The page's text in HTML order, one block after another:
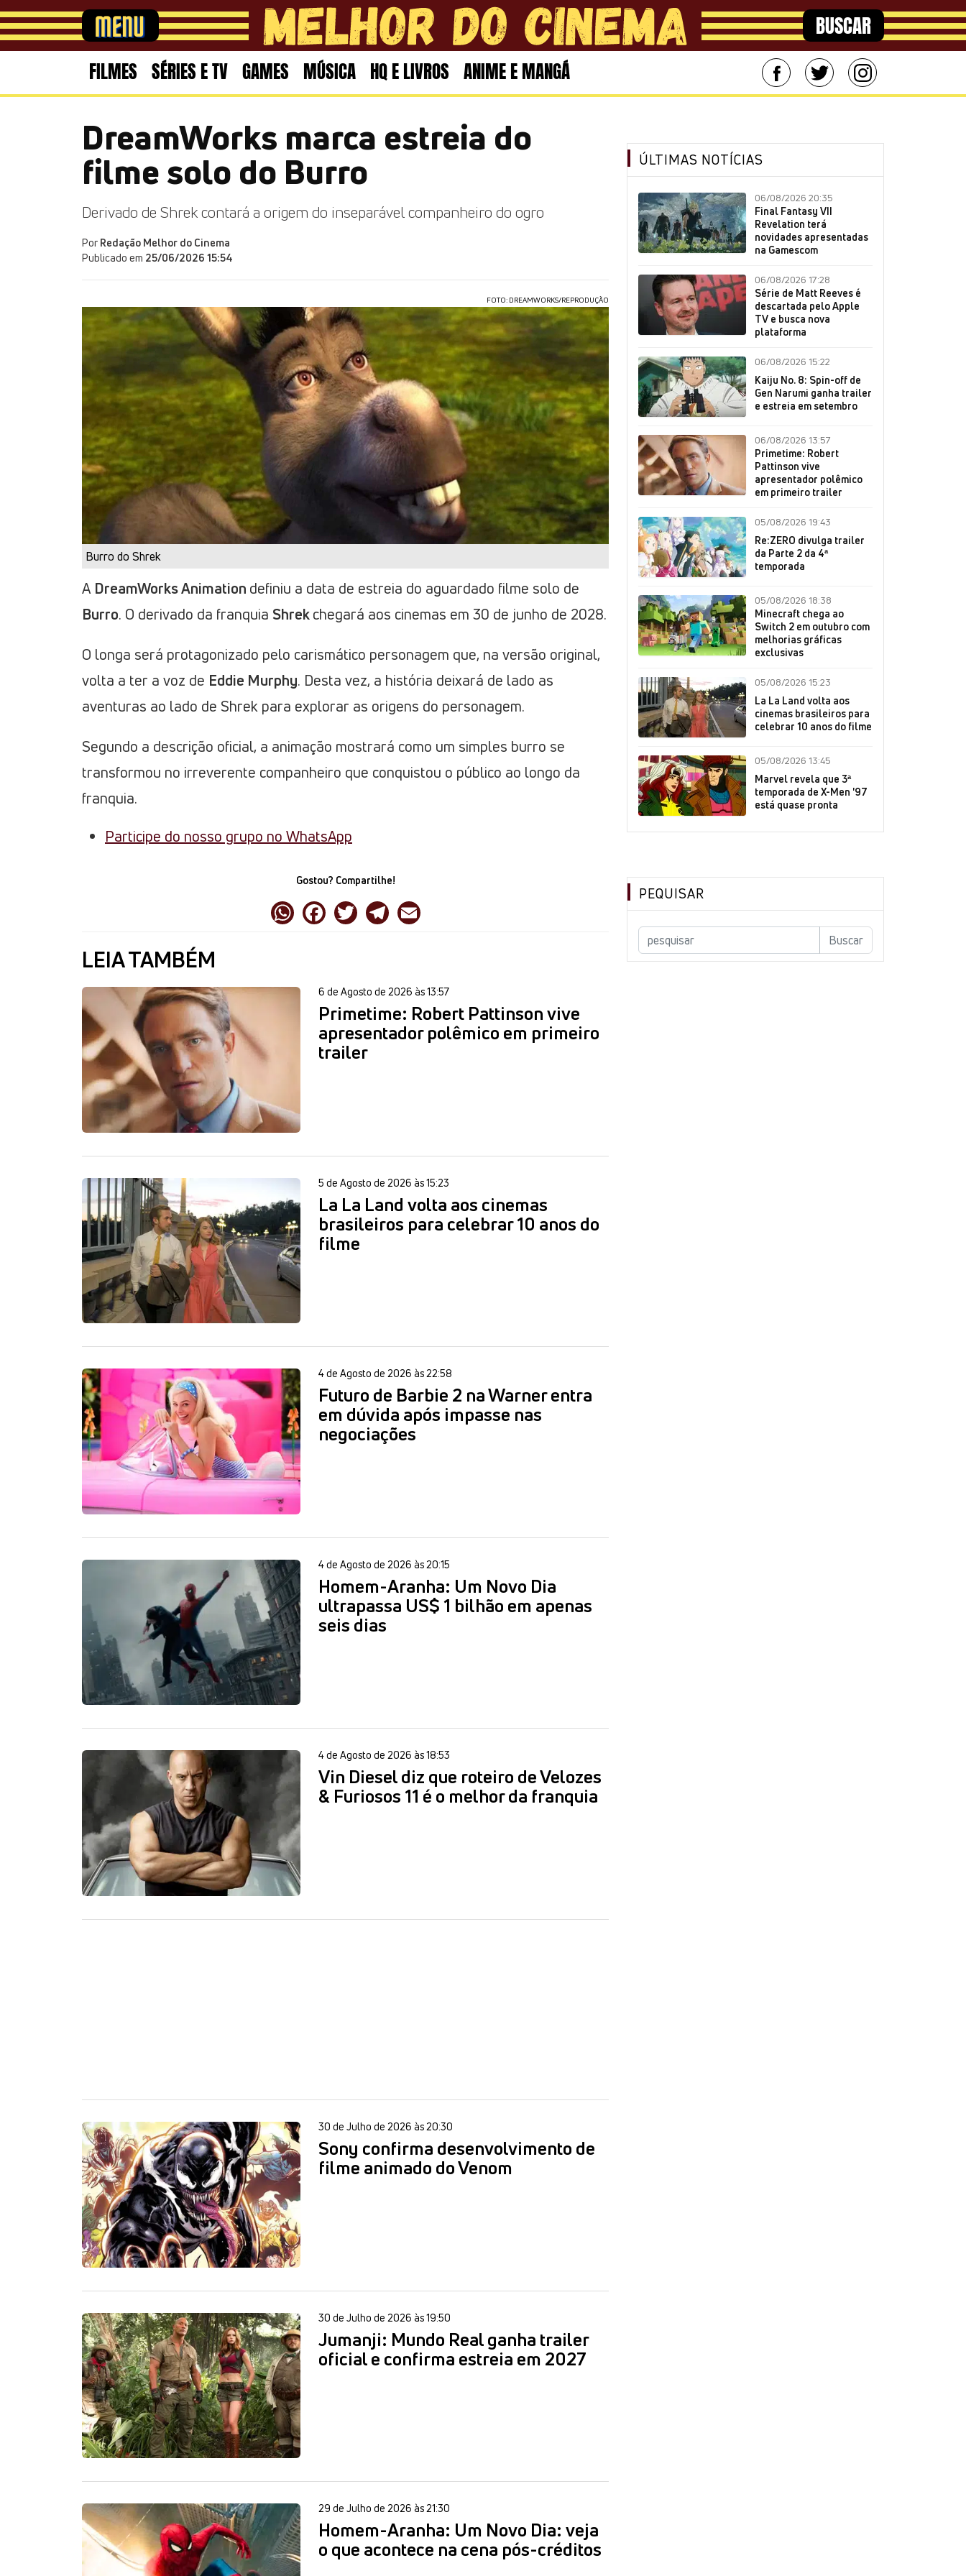
BUSCAR
FILMES SÉRIES E TV GAMES MÚSICA HQ E LIVROS ANIME E MANGÁ
DreamWorks marca estreia do
filme solo do Burro
Derivado de Shrek contará a origem do inseparável companheiro do ogro
Por Redação Melhor do Cinema
Publicado em 25/06/2026 15:54
FOTO: DREAMWORKS/REPRODUÇÃO
Burro do Shrek
A DreamWorks Animation definiu a data de estreia do aguardado filme solo de
Burro. O derivado da franquia Shrekchegará aos cinemas em 30 de junho de 2028.
O longa será protagonizado pelo carismático personagem que, na versão original,
volta a ter a voz de Eddie Murphy. Desta vez, a história deixará de lado as
aventuras ao lado de Shrek para explorar as origens do personagem.
Segundo a descrição oficial, a animação mostrará como um simples burro se
transformou no irreverente companheiro que conquistou o público ao longo da
franquia.
Participe do nosso grupo no WhatsApp
Gostou? Compartilhe!
LEIA TAMBÉM
6 de Agosto de 2026 às 13:57
Primetime: Robert Pattinson vive
apresentador polêmico em primeiro
trailer
5 de Agosto de 2026 às 15:23
La La Land volta aos cinemas
brasileiros para celebrar 10 anos do
filme
4 de Agosto de 2026 às 22:58
Futuro de Barbie 2 na Warner entra
em dúvida após impasse nas
negociações
4 de Agosto de 2026 às 20:15
Homem-Aranha: Um Novo Dia
ultrapassa US$ 1 bilhão em apenas
seis dias
4 de Agosto de 2026 às 18:53
Vin Diesel diz que roteiro de Velozes
& Furiosos 11 é o melhor da franquia
30 de Julho de 2026 às 20:30
Sony confirma desenvolvimento de
filme animado do Venom
30 de Julho de 2026 às 19:50
Jumanji: Mundo Real ganha trailer
oficial e confirma estreia em 2027
29 de Julho de 2026 às 21:30
Homem-Aranha: Um Novo Dia: veja
o que acontece na cena pós-créditos
ÚLTIMAS NOTÍCIAS
06/08/2026 20:35
Final Fantasy VII
Revelation terá
novidades apresentadas
na Gamescom
06/08/2026 17:28
Série de Matt Reeves é
descartada pelo Apple
TV e busca nova
plataforma
06/08/2026 15:22
Kaiju No. 8: Spin-off de
Gen Narumi ganha trailer
e estreia em setembro
06/08/2026 13:57
Primetime: Robert
Pattinson vive
apresentador polêmico
em primeiro trailer
05/08/2026 19:43
Re:ZERO divulga trailer
da Parte 2 da 4ª
temporada
05/08/2026 18:38
Minecraft chega ao
Switch 2 em outubro com
melhorias gráficas
exclusivas
05/08/2026 15:23
La La Land volta aos
cinemas brasileiros para
celebrar 10 anos do filme
05/08/2026 13:45
Marvel revela que 3ª
temporada de X-Men '97
está quase pronta
PEQUISAR